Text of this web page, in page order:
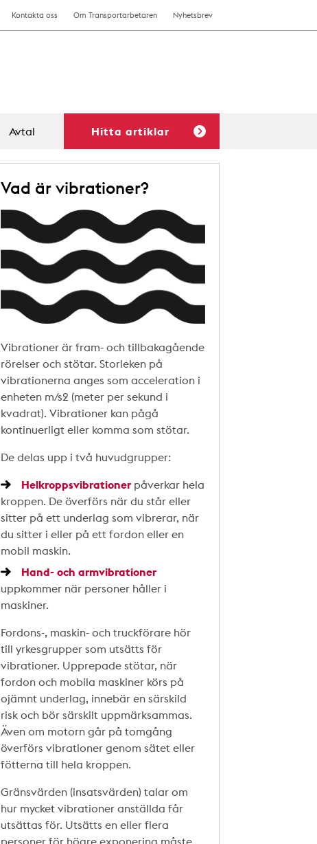
Kontakta oss Om Transportarbetaren Nyhetsbrev
Avtal Hitta artiklar
Vad är vibrationer?
Vibrationer är fram- och tillbakagående
rörelser och stötar. Storleken på
vibrationerna anges som acceleration i
enheten m/s2 (meter per sekund i
kvadrat). Vibrationer kan pågå
kontinuerligt eller komma som stötar.
De delas upp i två huvudgrupper:
Helkroppsvibrationerpåverkar hela
kroppen. De överförs när du står eller
sitter på ett underlag som vibrerar, när
du sitter i eller på ett fordon eller en
mobil maskin.
Hand- och armvibrationer
uppkommer när personer håller i
maskiner.
Fordons-, maskin- och truckförare hör
till yrkesgrupper som utsätts för
vibrationer. Upprepade stötar, när
fordon och mobila maskiner körs på
ojämnt underlag, innebär en särskild
risk och bör särskilt uppmärksammas.
Även om motorn går på tomgång
överförs vibrationer genom sätet eller
fötterna till hela kroppen.
Gränsvärden (insatsvärden) talar om
hur mycket vibrationer anställda får
utsättas för. Utsätts en eller flera